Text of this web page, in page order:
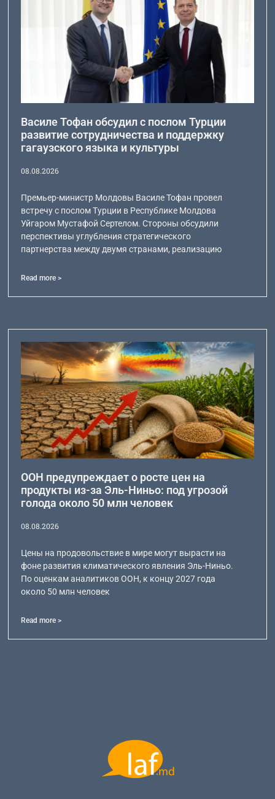
Василе Тофан обсудил с послом Турции
развитие сотрудничества и поддержку
гагаузского языка и культуры
08.08.2026
Премьер-министр Молдовы Василе Тофан провел
встречу с послом Турции в Республике Молдова
Уйгаром Мустафой Сертелом. Стороны обсудили
перспективы углубления стратегического
партнерства между двумя странами, реализацию
Read more >
ООН предупреждает о росте цен на
продукты из-за Эль-Ниньо: под угрозой
голода около 50 млн человек
08.08.2026
Цены на продовольствие в мире могут вырасти на
фоне развития климатического явления Эль-Ниньо.
По оценкам аналитиков ООН, к концу 2027 года
около 50 млн человек
Read more >